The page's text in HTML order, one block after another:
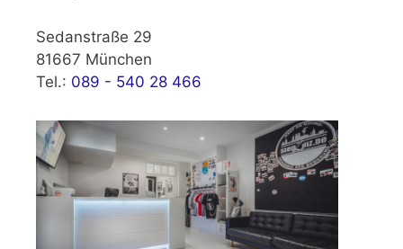
Sedanstraße 29
81667 München
Tel.: 089 - 540 28 466